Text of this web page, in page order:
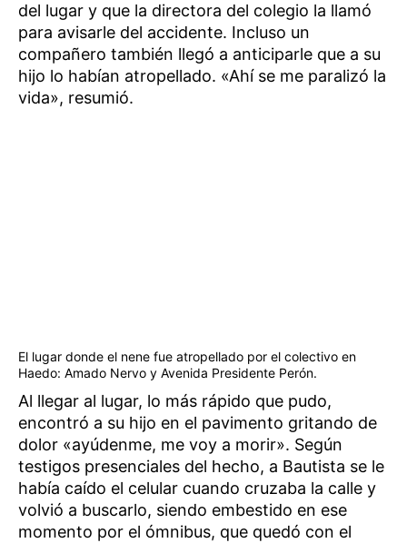
del lugar y que la directora del colegio la llamó
para avisarle del accidente. Incluso un
compañero también llegó a anticiparle que a su
hijo lo habían atropellado. «Ahí se me paralizó la
vida», resumió.
El lugar donde el nene fue atropellado por el colectivo en
Haedo: Amado Nervo y Avenida Presidente Perón.
Al llegar al lugar, lo más rápido que pudo,
encontró a su hijo en el pavimento gritando de
dolor «ayúdenme, me voy a morir». Según
testigos presenciales del hecho, a Bautista se le
había caído el celular cuando cruzaba la calle y
volvió a buscarlo, siendo embestido en ese
momento por el ómnibus, que quedó con el